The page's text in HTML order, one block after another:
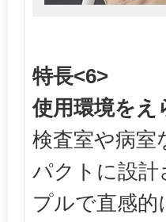
特長<6>
使用環境をえ
検査室や病室
パクトに設
プルで直感